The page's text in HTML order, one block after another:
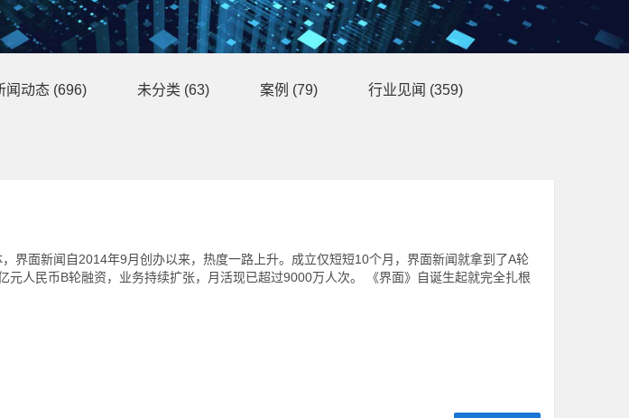
闻动态 (696) 未分类 (63) 案例 (79) 行业见闻 (359)
界面新闻自2014年9月创办以来，热度一路上升。成立仅短短10个月，界面新闻就拿到了A轮
元人民币B轮融资，业务持续扩张，月活现已超过9000万人次。 《界面》自诞生起就完全扎根